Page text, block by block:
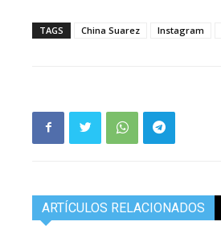
TAGS China Suarez Instagram
ARTÍCULOS RELACIONADOS